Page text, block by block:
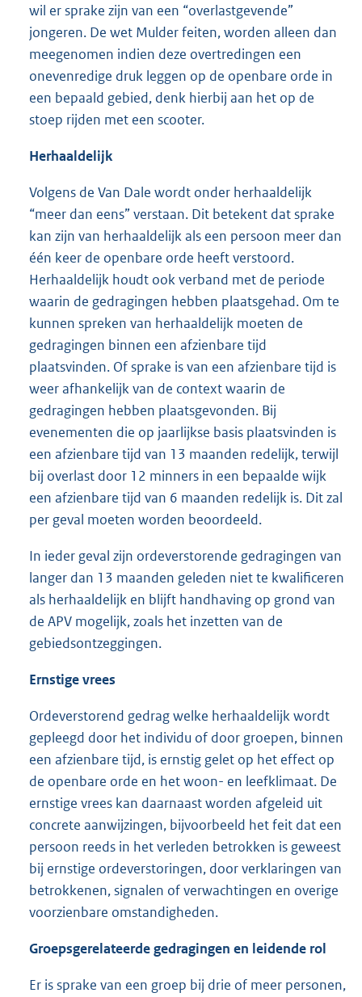
wil er sprake zijn van een “overlastgevende”
jongeren. De wet Mulder feiten, worden alleen dan
meegenomen indien deze overtredingen een
onevenredige druk leggen op de openbare orde in
een bepaald gebied, denk hierbij aan het op de
stoep rijden met een scooter.
Herhaaldelijk
Volgens de Van Dale wordt onder herhaaldelijk
“meer dan eens” verstaan. Dit betekent dat sprake
kan zijn van herhaaldelijk als een persoon meer dan
één keer de openbare orde heeft verstoord.
Herhaaldelijk houdt ook verband met de periode
waarin de gedragingen hebben plaatsgehad. Om te
kunnen spreken van herhaaldelijk moeten de
gedragingen binnen een afzienbare tijd
plaatsvinden. Of sprake is van een afzienbare tijd is
weer afhankelijk van de context waarin de
gedragingen hebben plaatsgevonden. Bij
evenementen die op jaarlijkse basis plaatsvinden is
een afzienbare tijd van 13 maanden redelijk, terwijl
bij overlast door 12 minners in een bepaalde wijk
een afzienbare tijd van 6 maanden redelijk is. Dit zal
per geval moeten worden beoordeeld.
In ieder geval zijn ordeverstorende gedragingen van
langer dan 13 maanden geleden niet te kwalificeren
als herhaaldelijk en blijft handhaving op grond van
de APV mogelijk, zoals het inzetten van de
gebiedsontzeggingen.
Ernstige vrees
Ordeverstorend gedrag welke herhaaldelijk wordt
gepleegd door het individu of door groepen, binnen
een afzienbare tijd, is ernstig gelet op het effect op
de openbare orde en het woon- en leefklimaat. De
ernstige vrees kan daarnaast worden afgeleid uit
concrete aanwijzingen, bijvoorbeeld het feit dat een
persoon reeds in het verleden betrokken is geweest
bij ernstige ordeverstoringen, door verklaringen van
betrokkenen, signalen of verwachtingen en overige
voorzienbare omstandigheden.
Groepsgerelateerde gedragingen en leidende rol
Er is sprake van een groep bij drie of meer personen,